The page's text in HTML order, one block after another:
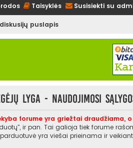
Taisyklės Susisiekti su
puslapis
lyga - Naudojimosi
forume yra griežtai draudžiama,
ir pan. Tai galioja tiek forume
yra viešai prieinama ir